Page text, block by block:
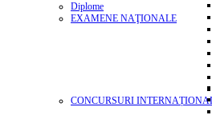
Diplome
EXAMENE NAŢIONALE
CONCURSURI